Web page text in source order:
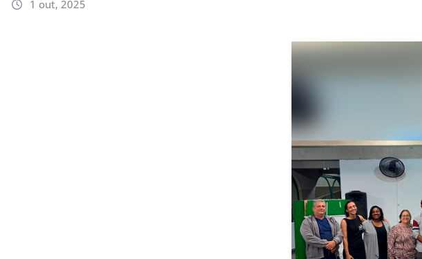
1 out, 2025